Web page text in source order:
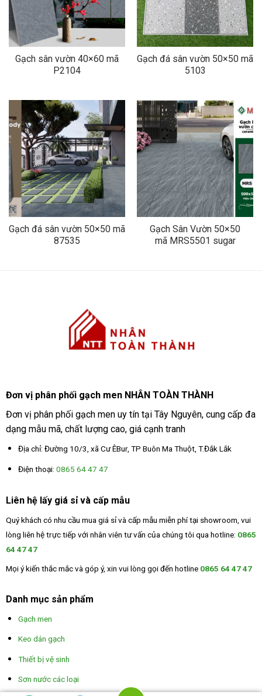
Gạch sân vườn 40×60 mã
P2104
Gạch đá sân vườn 50×50 mã
5103
Gạch đá sân vườn 50×50 mã
87535
Gạch Sân Vườn 50×50
mã MRS5501 sugar
Đơn vị phân phối gạch men NHÂN TOÀN THÀNH
Đơn vị phân phối gạch men uy tín tại Tây Nguyên, cung cấp đa
dạng mẫu mã, chất lượng cao, giá cạnh tranh
Địa chỉ: Đường 10/3, xã Cư ÊBur, TP Buôn Ma Thuột, T.Đắk Lắk
Điện thoại: 0865 64 47 47
Liên hệ lấy giá sỉ và cấp mẫu
Quý khách có nhu cầu mua giá sỉ và cấp mẫu miễn phí tại showroom, vui
lòng liên hệ trực tiếp với nhân viên tư vấn của chúng tôi qua hotline: 0865
64 47 47
Mọi ý kiến thắc mắc và góp ý, xin vui lòng gọi đến hotline 0865 64 47 47
Danh mục sản phẩm
Gạch men
Keo dán gạch
Thiết bị vệ sinh
Sơn nước các loại